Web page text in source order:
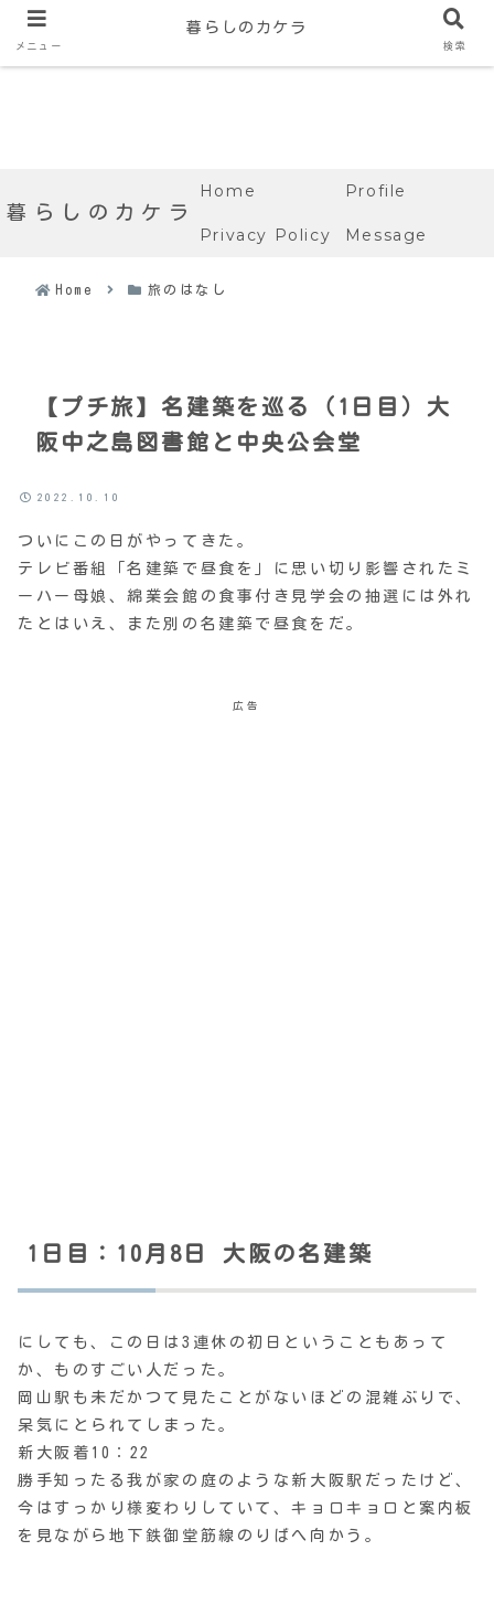
暮らしのカケラ
Home Profile
Privacy Policy Message
Home 旅のはなし
【プチ旅】名建築を巡る（1日目）大
阪中之島図書館と中央公会堂
2022.10.10
ついにこの日がやってきた。
テレビ番組「名建築で昼食を」に思い切り影響されたミ
ーハー母娘、綿業会館の食事付き見学会の抽選には外れ
たとはいえ、また別の名建築で昼食をだ。
広告
1日目：10月8日 大阪の名建築
にしても、この日は3連休の初日ということもあって
か、ものすごい人だった。
岡山駅も未だかつて見たことがないほどの混雑ぶりで、
呆気にとられてしまった。
新大阪着10：22
勝手知ったる我が家の庭のような新大阪駅だったけど、
今はすっかり様変わりしていて、キョロキョロと案内板
を見ながら地下鉄御堂筋線のりばへ向かう。
メニュー
暮らしのカケラ
検索